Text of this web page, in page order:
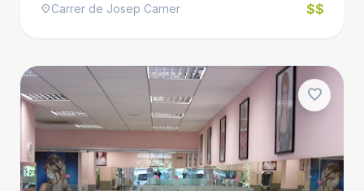
location_onCarrer de Josep Carner $$
favorite